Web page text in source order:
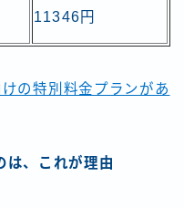
11346円
の特別料金プランがあ
は、これが理由